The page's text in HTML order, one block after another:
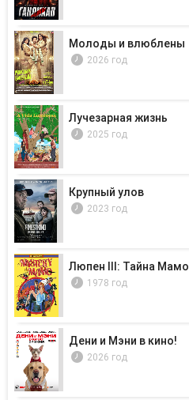
Молоды и влюблены
2026 год
Лучезарная жизнь
2025 год
Крупный улов
2023 год
Люпен III: Тайна Мамо
1978 год
Дени и Мэни в кино!
2026 год